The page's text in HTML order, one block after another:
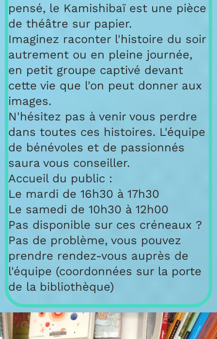
pensé, le Kamishibaï est une pièce
de théâtre sur papier.
Imaginez raconter l'histoire du soir
autrement ou en pleine journée,
en petit groupe captivé devant
cette vie que l'on peut donner aux
images.
N'hésitez pas à venir vous perdre
dans toutes ces histoires. L'équipe
de bénévoles et de passionnés
saura vous conseiller.
Accueil du public :
Le mardi de 16h30 à 17h30
Le samedi de 10h30 à 12h00
Pas disponible sur ces créneaux ?
Pas de problème, vous pouvez
prendre rendez-vous auprès de
l'équipe (coordonnées sur la porte
de la bibliothèque)